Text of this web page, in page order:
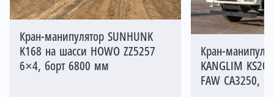
Кран-манипулятор SUNHUNK
K168 на шасси HOWO ZZ5257
6×4, борт 6800 мм
Кран-
KANGLIM
FAW CA3250,